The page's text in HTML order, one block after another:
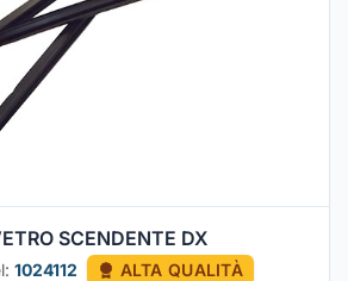
SCENDENTE DX
1024112
ALTA QUALITÀ